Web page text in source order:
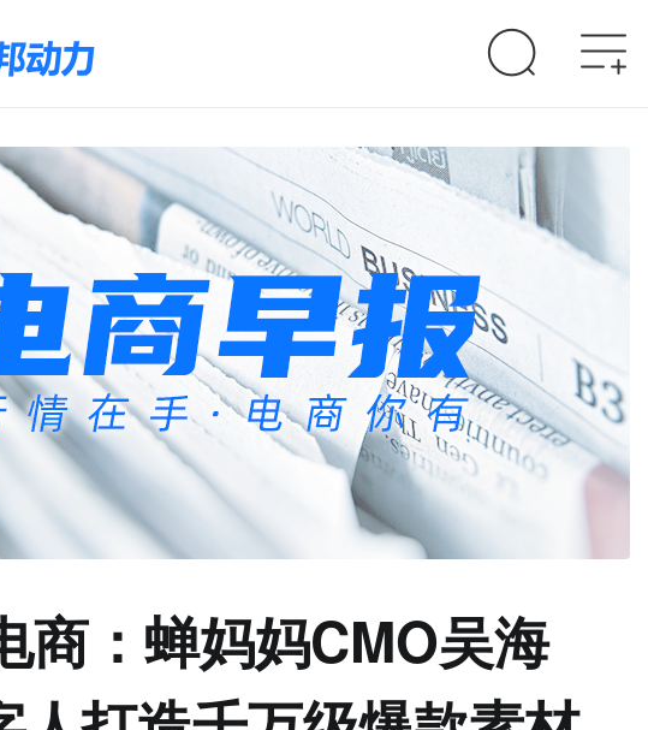
商：蝉妈妈CMO吴海